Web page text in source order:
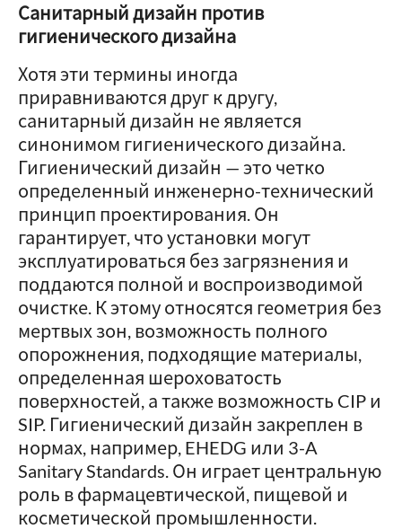
Санитарный дизайн против
гигиенического дизайна
Хотя эти термины иногда
приравниваются друг к другу,
санитарный дизайн не является
синонимом гигиенического дизайна.
Гигиенический дизайн — это четко
определенный инженерно-технический
принцип проектирования. Он
гарантирует, что установки могут
эксплуатироваться без загрязнения и
поддаются полной и воспроизводимой
очистке. К этому относятся геометрия без
мертвых зон, возможность полного
опорожнения, подходящие материалы,
определенная шероховатость
поверхностей, а также возможность CIP и
SIP. Гигиенический дизайн закреплен в
нормах, например, EHEDG или 3-A
Sanitary Standards. Он играет центральную
роль в фармацевтической, пищевой и
косметической промышленности.